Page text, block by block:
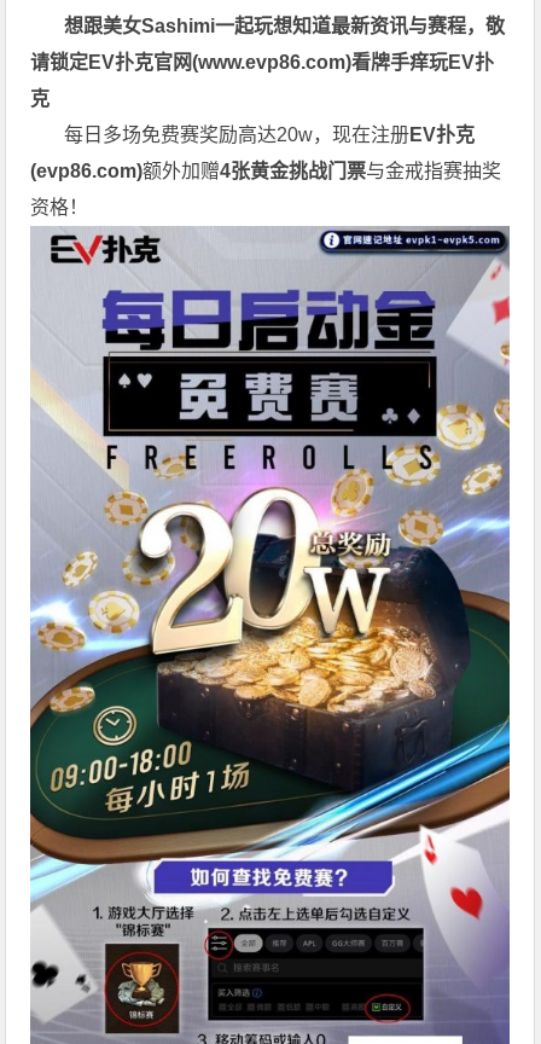
想跟美女Sashimi一起玩想知道最新资讯与赛程，敬
请锁定EV扑克官网(www.evp86.com)看牌手痒玩EV扑
克
每日多场免费赛奖励高达20w，现在注册EV扑克
(evp86.com)额外加赠4张黄金挑战门票与金戒指赛抽奖
资格！